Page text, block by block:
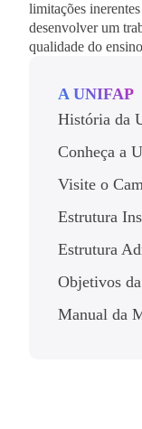
limitações
desenvolver um
qualidade do
A UNIFAP
História da
Conheça a
Visite o
Estrutura
Estrutura
Objetivos
Manual da